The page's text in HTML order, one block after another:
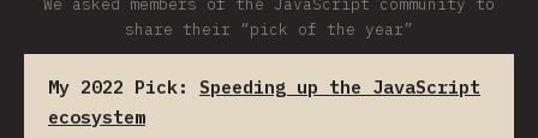
We asked members of the JavaScript community to
share their “pick of the year”
My 2022 Pick: Speeding up the JavaScript
ecosystem